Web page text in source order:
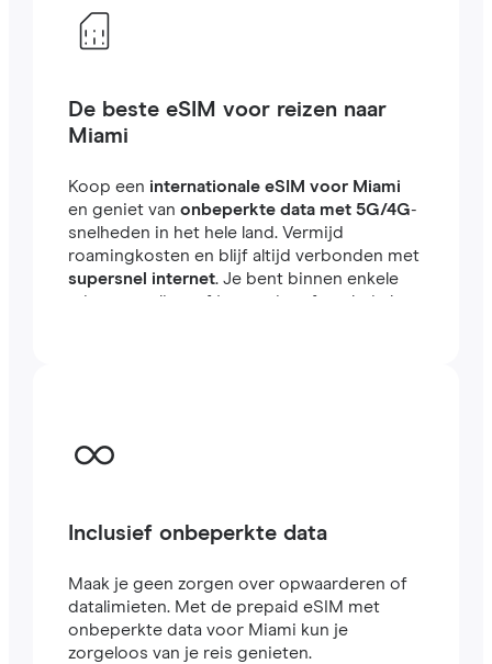
De beste eSIM voor reizen naar
Miami
Koop een internationale eSIM voor Miami
en geniet van onbeperkte data met 5G/4G-
snelheden in het hele land. Vermijd
roamingkosten en blijf altijd verbonden met
supersnel internet. Je bent binnen enkele
minuten online, of je nu reist of werkt in het
Inclusief onbeperkte data
Maak je geen zorgen over opwaarderen of
datalimieten. Met de prepaid eSIM met
onbeperkte data voor Miami kun je
zorgeloos van je reis genieten.